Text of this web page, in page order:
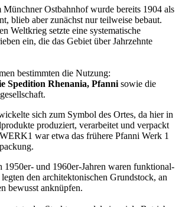
Münchner Ostbahnhof wurde bereits 1904 als
blieb aber zunächst nur teilweise bebaut.
Weltkrieg setzte eine systematische
ein, die das Gebiet über Jahrzehnte
bestimmten die Nutzung:
Spedition Rhenania, Pfanni sowie die
sich zum Symbol des Ortes, da hier in
produziert, verarbeitet und verpackt
war etwa das frühere Pfanni Werk 1
1950er- und 1960er‑Jahren waren funktional-
den architektonischen Grundstock, an
bewusst anknüpfen.